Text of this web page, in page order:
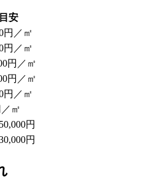
安
円／㎡
円／㎡
円／㎡
円／㎡
円／㎡
㎡
円
円